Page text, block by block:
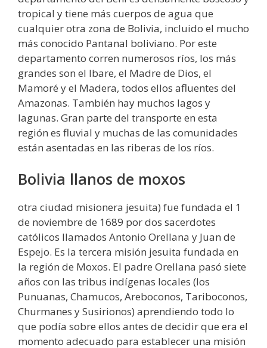
tropical y tiene más cuerpos de agua que
cualquier otra zona de Bolivia, incluido el mucho
más conocido Pantanal boliviano. Por este
departamento corren numerosos ríos, los más
grandes son el Ibare, el Madre de Dios, el
Mamoré y el Madera, todos ellos afluentes del
Amazonas. También hay muchos lagos y
lagunas. Gran parte del transporte en esta
región es fluvial y muchas de las comunidades
están asentadas en las riberas de los ríos.
Bolivia llanos de moxos
otra ciudad misionera jesuita) fue fundada el 1
de noviembre de 1689 por dos sacerdotes
católicos llamados Antonio Orellana y Juan de
Espejo. Es la tercera misión jesuita fundada en
la región de Moxos. El padre Orellana pasó siete
años con las tribus indígenas locales (los
Punuanas, Chamucos, Areboconos, Tariboconos,
Churmanes y Susirionos) aprendiendo todo lo
que podía sobre ellos antes de decidir que era el
momento adecuado para establecer una misión